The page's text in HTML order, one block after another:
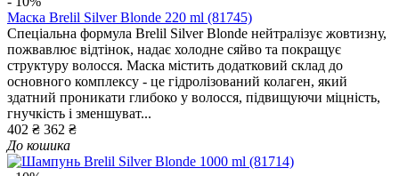
Маска Brelil Silver Blonde 220 ml (81745)
Спеціальна формула Brelil Silver Blonde нейтралізує жовтизну,
пожвавлює відтінок, надає холодне сяйво та покращує
структуру волосся. Маска містить додатковий склад до
основного комплексу - це гідролізований колаген, який
здатний проникати глибоко у волосся, підвищуючи міцність,
гнучкість і зменшуват...
402 ₴ 362 ₴
До кошика